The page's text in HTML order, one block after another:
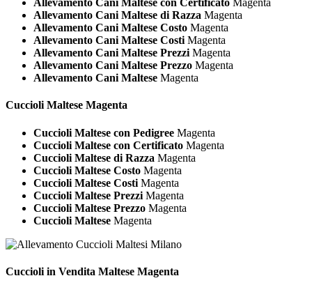
Allevamento Cani Maltese con Certificato Magenta
Allevamento Cani Maltese di Razza Magenta
Allevamento Cani Maltese Costo Magenta
Allevamento Cani Maltese Costi Magenta
Allevamento Cani Maltese Prezzi Magenta
Allevamento Cani Maltese Prezzo Magenta
Allevamento Cani Maltese Magenta
Cuccioli Maltese Magenta
Cuccioli Maltese con Pedigree Magenta
Cuccioli Maltese con Certificato Magenta
Cuccioli Maltese di Razza Magenta
Cuccioli Maltese Costo Magenta
Cuccioli Maltese Costi Magenta
Cuccioli Maltese Prezzi Magenta
Cuccioli Maltese Prezzo Magenta
Cuccioli Maltese Magenta
Cuccioli in Vendita Maltese Magenta